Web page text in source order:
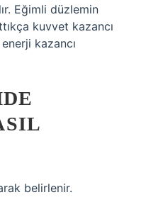
Eğimli düzlemin
kuvvet kazancı
kazancı
belirlenir.